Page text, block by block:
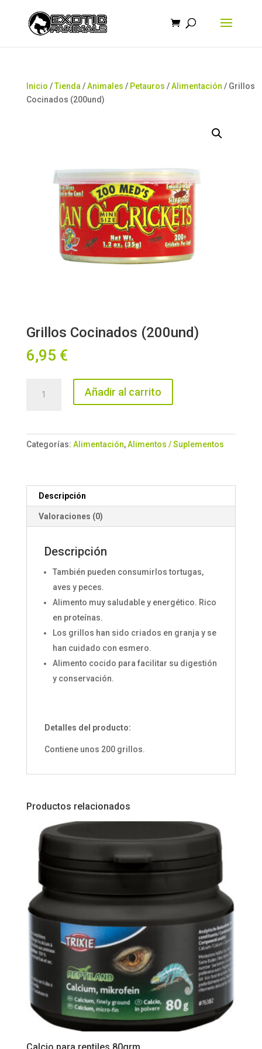
Inicio /Tienda /Animales / Petauros /Alimentación / Grillos
Cocinados (200und)
Grillos Cocinados (200und)
6,95 €
Cocinados
Añadir al carrito
Categorías: Alimentación,Alimentos / Suplementos
Descripción
Valoraciones (0)
Descripción
También pueden consumirlos tortugas,
aves y peces.
Alimento muy saludable y energético. Rico
en proteínas.
Los grillos han sido criados en granja y se
han cuidado con esmero.
Alimento cocido para facilitar su digestión
y conservación.
Detalles del producto:
Contiene unos 200 grillos.
Productos relacionados